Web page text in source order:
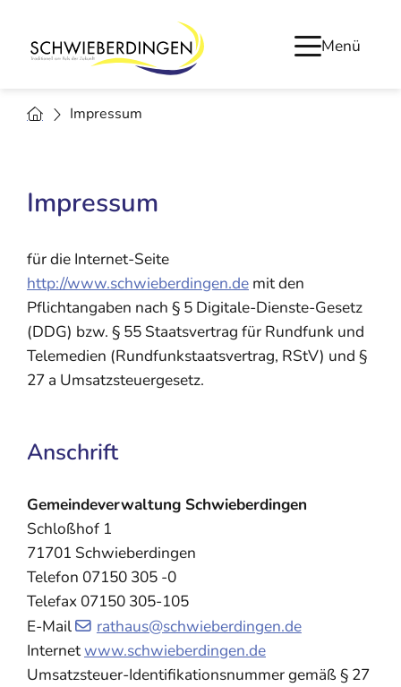
Menü
Impressum
Impressum
für die Internet-Seite
http://www.schwieberdingen.de mit den
Pflichtangaben nach § 5 Digitale-Dienste-Gesetz
(DDG) bzw. § 55 Staatsvertrag für Rundfunk und
Telemedien (Rundfunkstaatsvertrag, RStV) und §
27 a Umsatzsteuergesetz.
Anschrift
Gemeindeverwaltung Schwieberdingen
Schloßhof 1
71701 Schwieberdingen
Telefon 07150 305 -0
Telefax 07150 305-105
E-Mail
rathaus@schwieberdingen.de
Internetwww.schwieberdingen.de
Umsatzsteuer-Identifikationsnummer gemäß § 27